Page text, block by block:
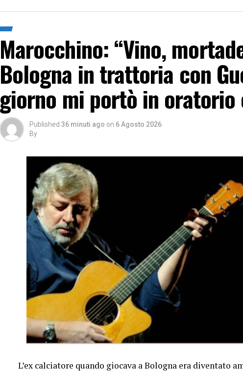
Marocchino: “Vino,
Bologna in trattoria con
giorno mi portò in oratorio
Published 36 minuti ago on 6 Agosto 2026
By
L’ex calciatore quando giocava a Bologna era diventato